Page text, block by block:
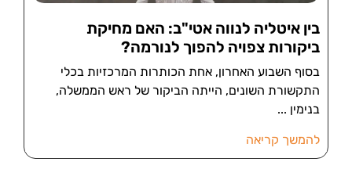
בין איטליה לנווה אטי"ב: האם מחיקת
ביקורות צפויה להפוך לנורמה?
בסוף השבוע האחרון, אחת הכותרות המרכזיות בכלי
התקשורת השונים, הייתה הביקור של ראש הממשלה,
בנימין
להמשך קריאה